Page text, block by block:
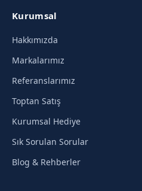
Kurumsal
Hakkımızda
Markalarımız
Referanslarımız
Toptan Satış
Kurumsal Hediye
Sık Sorulan Sorular
Blog & Rehberler